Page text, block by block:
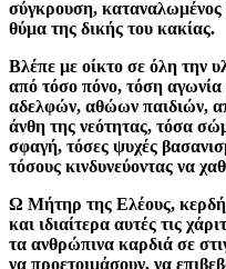
σύγκρουση,
θύμα της δικής του κακίας.
Βλέπε με οίκτο σε όλη την
από τόσο πόνο, τόση
αδελφών, αθώων παιδιών,
άνθη της νεότητας, τόσα
σφαγή, τόσες ψυχές
τόσους κινδυνεύοντας να
Ω Μήτηρ της Ελέους,
και ιδιαίτερα αυτές τις
τα ανθρώπινα καρδιά σε
να προετοιμάσουν, να